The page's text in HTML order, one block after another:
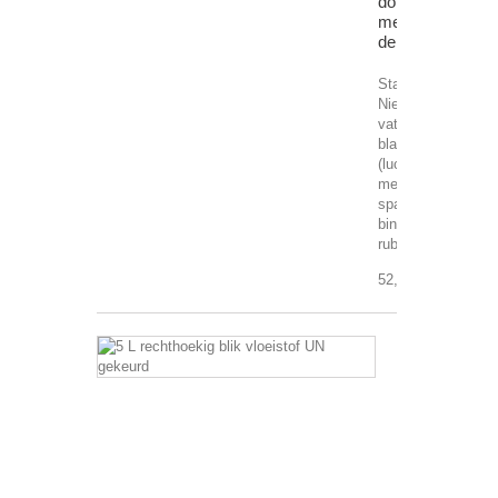
met
deksel
Stapelbaar
Nieuw
vat
blauwe
(luchtdicht)
met
spanring
binnezijde
rubber...
52,95 €